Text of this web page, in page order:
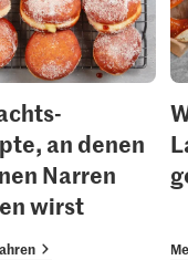
an denen
Narren
wirst